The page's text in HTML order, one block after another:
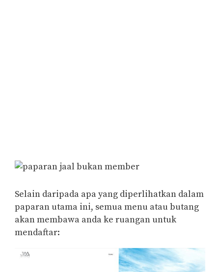
Selain daripada apa yang diperlihatkan dalam
paparan utama ini, semua menu atau butang
akan membawa anda ke ruangan untuk
mendaftar: